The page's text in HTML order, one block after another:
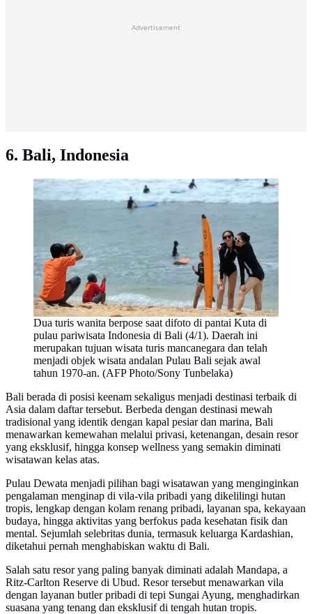
Advertisement
6. Bali, Indonesia
Dua turis wanita berpose saat difoto di pantai Kuta di
pulau pariwisata Indonesia di Bali (4/1). Daerah ini
merupakan tujuan wisata turis mancanegara dan telah
menjadi objek wisata andalan Pulau Bali sejak awal
tahun 1970-an. (AFP Photo/Sony Tunbelaka)
Bali berada di posisi keenam sekaligus menjadi destinasi terbaik di
Asia dalam daftar tersebut. Berbeda dengan destinasi mewah
tradisional yang identik dengan kapal pesiar dan marina, Bali
menawarkan kemewahan melalui privasi, ketenangan, desain resor
yang eksklusif, hingga konsep wellness yang semakin diminati
wisatawan kelas atas.
Pulau Dewata menjadi pilihan bagi wisatawan yang menginginkan
pengalaman menginap di vila-vila pribadi yang dikelilingi hutan
tropis, lengkap dengan kolam renang pribadi, layanan spa, kekayaan
budaya, hingga aktivitas yang berfokus pada kesehatan fisik dan
mental. Sejumlah selebritas dunia, termasuk keluarga Kardashian,
diketahui pernah menghabiskan waktu di Bali.
Salah satu resor yang paling banyak diminati adalah Mandapa, a
Ritz-Carlton Reserve di Ubud. Resor tersebut menawarkan vila
dengan layanan butler pribadi di tepi Sungai Ayung, menghadirkan
suasana yang tenang dan eksklusif di tengah hutan tropis.